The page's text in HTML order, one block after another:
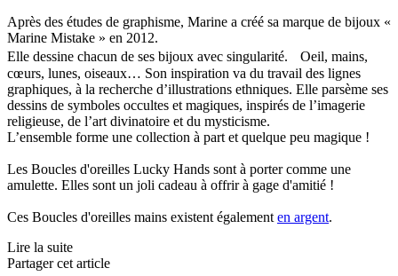
Après des études de graphisme, Marine a créé sa marque de bijoux «
Marine Mistake » en 2012.
Elle dessine chacun de ses bijoux avec singularité. Oeil, mains,
cœurs, lunes, oiseaux… Son inspiration va du travail des lignes
graphiques, à la recherche d’illustrations ethniques. Elle parsème ses
dessins de symboles occultes et magiques, inspirés de l’imagerie
religieuse, de l’art divinatoire et du mysticisme.
L’ensemble forme une collection à part et quelque peu magique !
Les Boucles d'oreilles Lucky Hands sont à porter comme une
amulette. Elles sont un joli cadeau à offrir à gage d'amitié !
Ces Boucles d'oreilles mains existent également en argent.
Lire la suite
Partager cet article